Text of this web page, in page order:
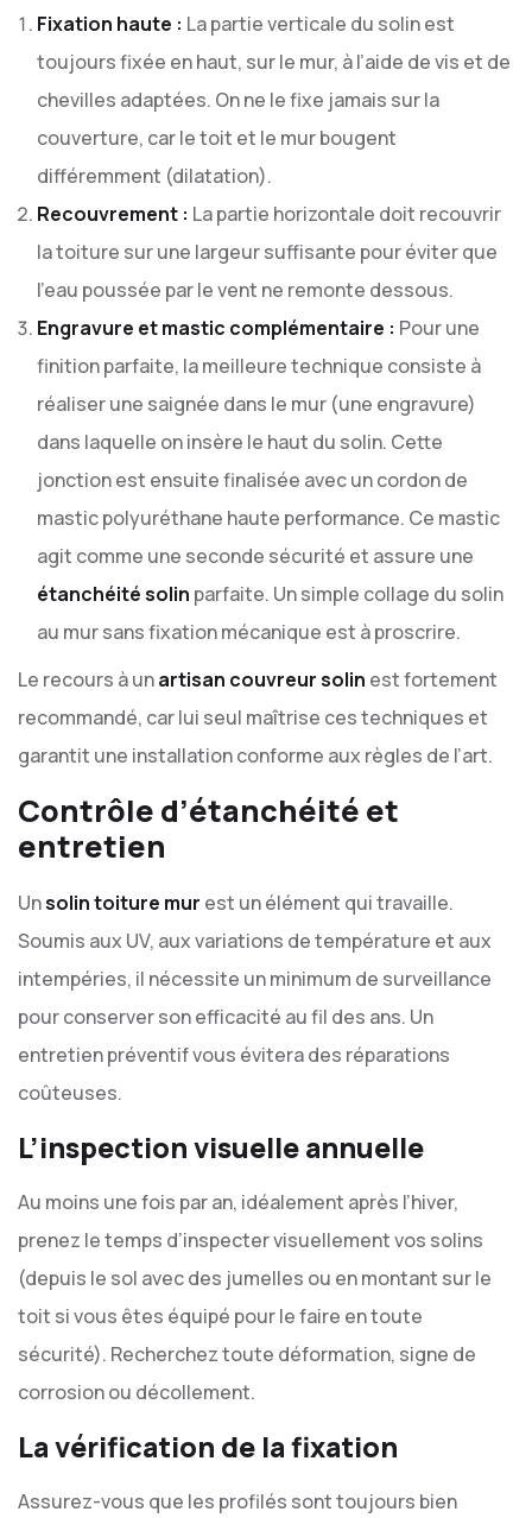
Fixation haute : La partie verticale du solin est
toujours fixée en haut, sur le mur, à l’aide de vis et de
chevilles adaptées. On ne le fixe jamais sur la
couverture, car le toit et le mur bougent
différemment (dilatation).
Recouvrement : La partie horizontale doit recouvrir
la toiture sur une largeur suffisante pour éviter que
l’eau poussée par le vent ne remonte dessous.
Engravure et mastic complémentaire : Pour une
finition parfaite, la meilleure technique consiste à
réaliser une saignée dans le mur (une engravure)
dans laquelle on insère le haut du solin. Cette
jonction est ensuite finalisée avec un cordon de
mastic polyuréthane haute performance. Ce mastic
agit comme une seconde sécurité et assure une
étanchéité solin parfaite. Un simple collage du solin
au mur sans fixation mécanique est à proscrire.
Le recours à unartisan couvreur solin est fortement
recommandé, car lui seul maîtrise ces techniques et
garantit une installation conforme aux règles de l’art.
Contrôle d’étanchéité et
entretien
Unsolin toiture mur est un élément qui travaille.
Soumis aux UV, aux variations de température et aux
intempéries, il nécessite un minimum de surveillance
pour conserver son efficacité au fil des ans. Un
entretien préventif vous évitera des réparations
coûteuses.
L’inspection visuelle annuelle
Au moins une fois par an, idéalement après l’hiver,
prenez le temps d’inspecter visuellement vos solins
(depuis le sol avec des jumelles ou en montant sur le
toit si vous êtes équipé pour le faire en toute
sécurité). Recherchez toute déformation, signe de
corrosion ou décollement.
La vérification de la fixation
Assurez-vous que les profilés sont toujours bien